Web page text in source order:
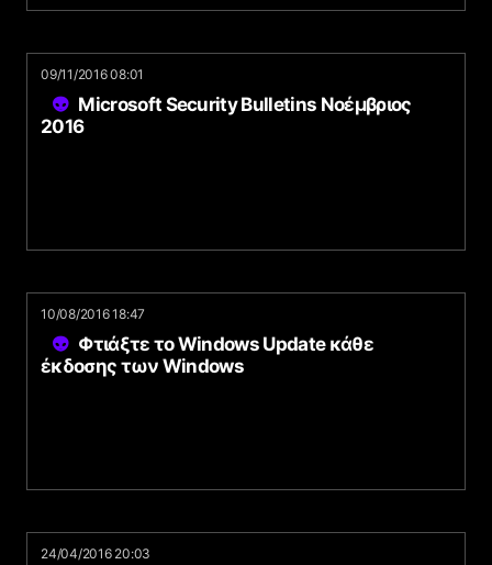
09/11/2016 08:01
Microsoft Security Bulletins Νοέμβριος
2016
10/08/2016 18:47
Φτιάξτε το Windows Update κάθε
έκδοσης των Windows
24/04/2016 20:03